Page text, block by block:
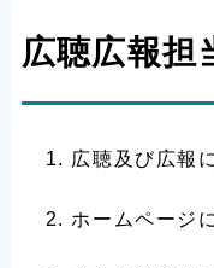
広聴広報担
広聴及び広報
ホームページ